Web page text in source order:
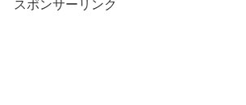
スポンサーリンク